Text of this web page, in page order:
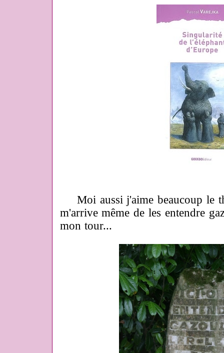
Moi aussi j'aime beaucoup le
m'arrive même de les entendre
mon tour...